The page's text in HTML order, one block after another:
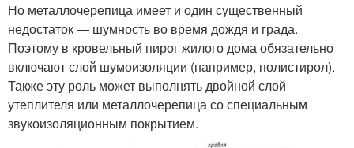
Но металлочерепица имеет и один существенный
недостаток — шумность во время дождя и града.
Поэтому в кровельный пирог жилого дома обязательно
включают слой шумоизоляции (например, полистирол).
Также эту роль может выполнять двойной слой
утеплителя или металлочерепица со специальным
звукоизоляционным покрытием.